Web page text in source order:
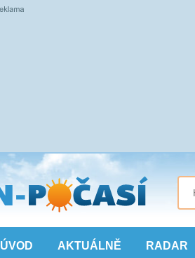
ÚVOD AKTUÁLNĚ RADAR